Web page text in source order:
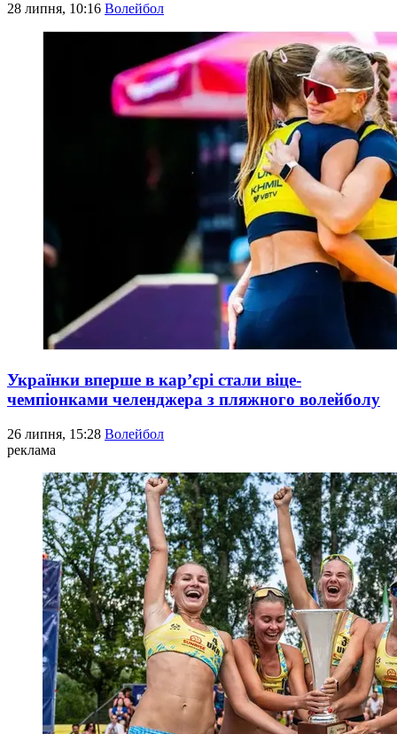
28 липня, 10:16 Волейбол
Українки вперше в кар’єрі стали віце-
чемпіонками челенджера з пляжного волейболу
26 липня, 15:28 Волейбол
реклама